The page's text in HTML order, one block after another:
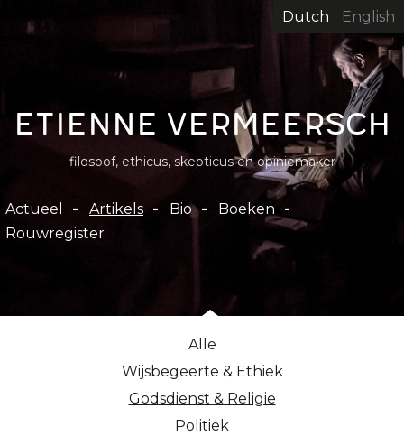
inhoud
gaan
Dutch English
Etienne Vermeersch
filosoof, ethicus, skepticus en opiniemaker
Hoofdnavigatie
Actueel Artikels Bio
Boeken
Rouwregister
Alle
Wijsbegeerte & Ethiek
Godsdienst & Religie
Politiek